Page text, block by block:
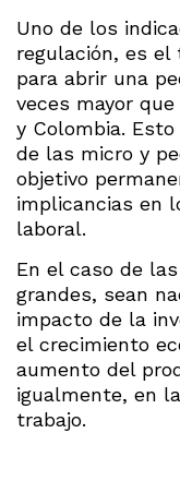
Uno de los
regulación, es el
para abrir una
veces mayor
y Colombia.
de las micro y
objetivo
implicancias en
laboral.
En el caso de
grandes, sean
impacto de la
el crecimiento
aumento del
igualmente, en
trabajo.